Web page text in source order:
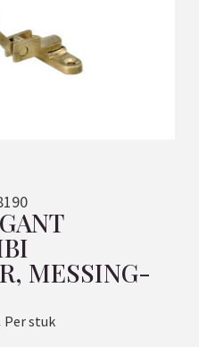
MESSING-
Per stuk